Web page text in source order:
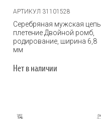
АРТИКУЛ 31101528
Серебряная мужская цепь,
плетение Двойной ромб,
родирование, ширина 6,8
мм
Нет в наличии